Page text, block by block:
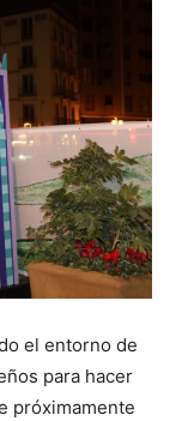
el entorno de
para hacer
próximamente